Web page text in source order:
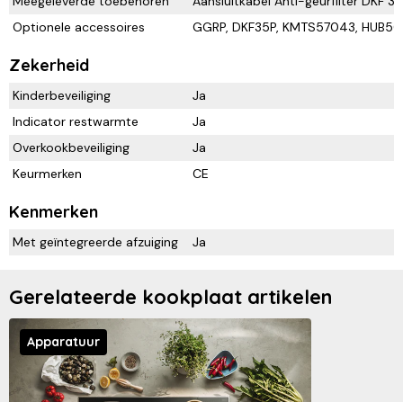
Optionele accessoires
GGRP, DKF35P, KMTS57043,
Zekerheid
Kinderbeveiliging
Ja
Indicator restwarmte
Ja
Overkookbeveiliging
Ja
Keurmerken
CE
Kenmerken
Met geïntegreerde afzuiging Ja
Gerelateerde kookplaat artikelen
Apparatuur